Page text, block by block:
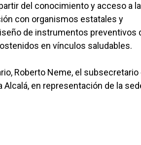
del conocimiento y acceso a
con organismos estatales y
de instrumentos preventivos
en vínculos saludables.
Roberto Neme, el subsecretario
Alcalá, en representación de la